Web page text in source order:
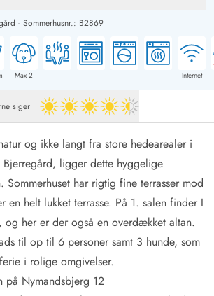
- Sommerhusnr.: B2869
Max 2 Internet
siger 4.5 ud af 5
og ikke langt fra store hedearealer i
Bjerregård, ligger dette hyggelige
Sommerhuset har rigtig fine terrasser mod
en helt lukket terrasse. På 1. salen finder I
og her er der også en overdækket altan.
til op til 6 personer samt 3 hunde, som
i rolige omgivelser.
på Nymandsbjerg 12